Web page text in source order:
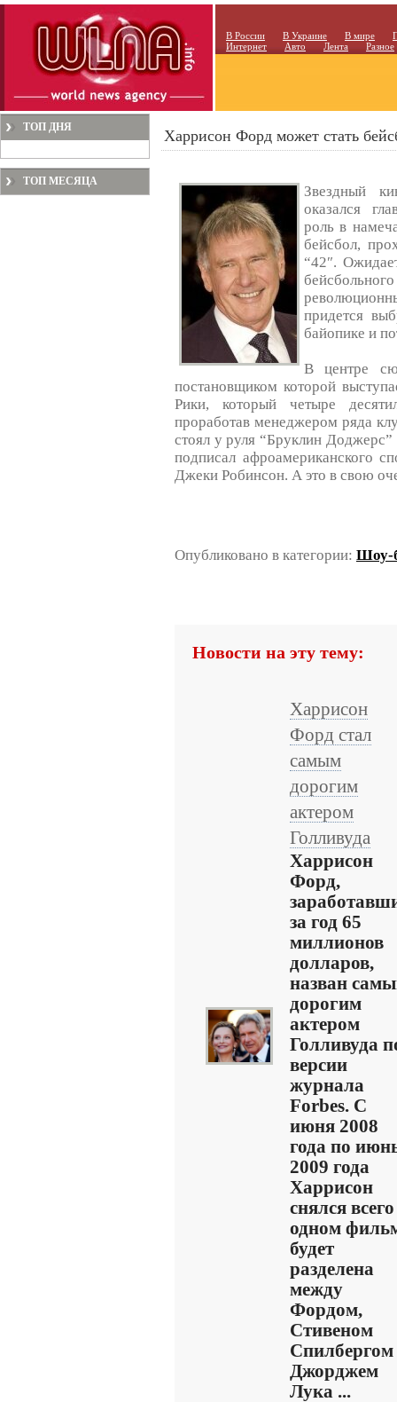
В России В Украине В мире
Интернет
Авто Лента Разное
ТОП ДНЯ
ТОП МЕСЯЦА
Харрисон Форд может стать
Звездный
оказался
роль в
бейсбол,
“42″.
придется
байопике и
В центре
постановщиком которой
Рики, который четыре
проработав менеджером ряда
стоял у руля “Бруклин
подписал афроамериканского
Джеки Робинсон. А это в свою
Опубликовано в категории: Шоу-
Новости на эту тему:
Харрисон
Форд стал
самым
дорогим
актером
Голливуда
Харрисон
Форд,
за год 65
миллионов
долларов,
назван
дорогим
актером
Голливуда
версии
журнала
Forbes. С
июня 2008
года по
2009 года
Харрисон
снялся
одном
будет
разделена
между
Фордом,
Стивеном
Спилбергом
Джорджем
Лука ...